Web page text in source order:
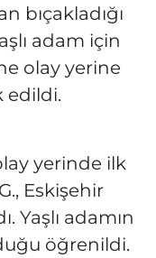
bıçakladığı
adam için
olay yerine
edildi.
yerinde ilk
Eskişehir
Yaşlı adamın
öğrenildi.